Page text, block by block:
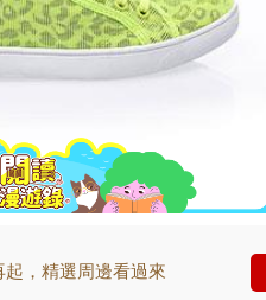
，精選周邊看過來